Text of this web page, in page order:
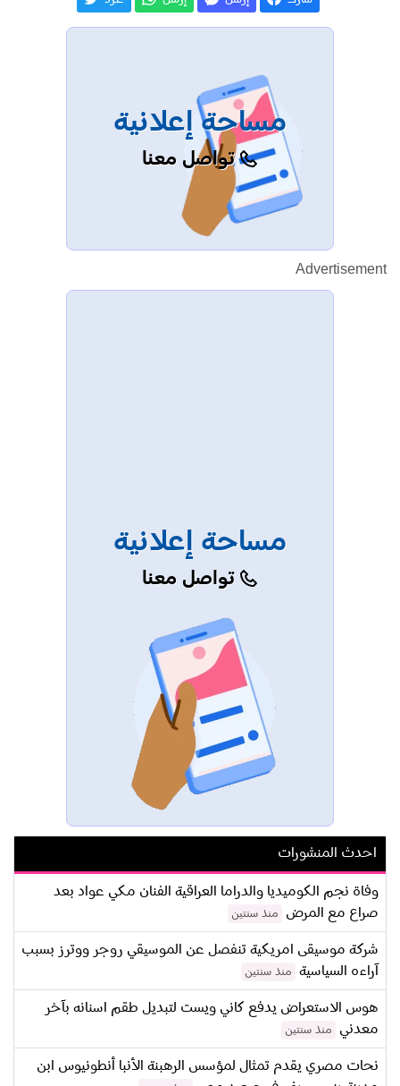
مساحة إعلانية
تواصل معنا
Advertisement
مساحة إعلانية
تواصل معنا
احدث المنشورات
وفاة نجم الكوميديا والدراما العراقية الفنان مكي عواد بعد
صراع مع المرض
منذ سنتين
شركة موسيقى امريكية تنفصل عن الموسيقي روجر ووترز بسبب
آراءه السياسية
منذ سنتين
هوس الاستعراض يدفع كاني ويست لتبديل طقم اسنانه بآخر
معدني
منذ سنتين
نحات مصري يقدم تمثال لمؤسس الرهبنة الأنبا أنطونيوس ابن